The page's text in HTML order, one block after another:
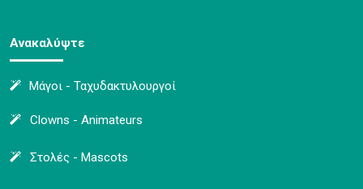
Ανακαλύψτε
Μάγοι - Ταχυδακτυλουργοί
Clowns - Animateurs
Στολές - Mascots